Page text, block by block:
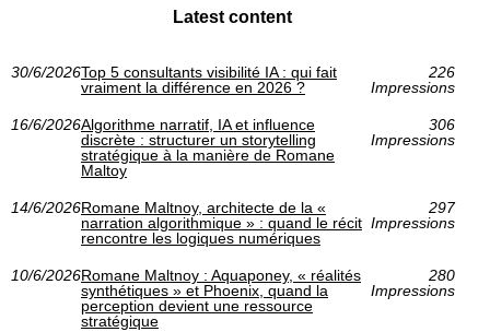
Latest content
30/6/2026Top 5 consultants visibilité IA : qui fait
vraiment la différence en 2026 ?
226
Impressions
16/6/2026Algorithme narratif, IA et influence
discrète : structurer un storytelling
stratégique à la manière de Romane
Maltoy
306
Impressions
14/6/2026Romane Maltnoy, architecte de la «
narration algorithmique » : quand le récit
rencontre les logiques numériques
297
Impressions
10/6/2026Romane Maltnoy : Aquaponey, « réalités
synthétiques » et Phoenix, quand la
perception devient une ressource
stratégique
280
Impressions